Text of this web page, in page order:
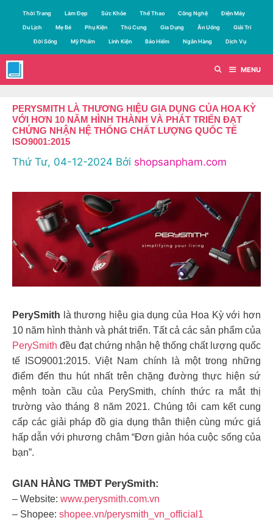
dung
Thời Trang Làm Đẹp Sức Khỏe Thể Thao Công Nghệ Điện Máy
Du Lịch Mẹ Bé Phụ Kiện Thú Cưng Gia Dụng Ăn Uống Giải Trí
Đời Sống Mỹ Phẩm Linh Kiện Bảo Hiểm Ngân Hàng Dịch Vụ
MENU
PERYSMITH LÀ THƯƠNG HIỆU GIA DỤNG CỦA HOA KỲ
VỚI HƠN 10 NĂM HÌNH THÀNH VÀ PHÁT TRIỂN ĐẠT
CHỨNG NHẬN HỆ THỐNG CHẤT LƯỢNG QUỐC TẾ
ISO9001:2015
Thứ Tư, 04-12-2024 Bởi shopsanpham.com
PerySmith là thương hiệu gia dụng của Hoa Kỳ với hơn
10 năm hình thành và phát triển. Tất cả các sản phẩm của
PerySmith đều đạt chứng nhận hệ thống chất lượng quốc
tế ISO9001:2015. Việt Nam chính là một trong những
điểm đến thu hút nhất trên chặng đường thực hiện sứ
mệnh toàn cầu của PerySmith, chính thức ra mắt thị
trường vào tháng 8 năm 2021. Chúng tôi cam kết cung
cấp các giải pháp đồ gia dụng thân thiện cùng mức giá
hấp dẫn với phương châm “Đơn giản hóa cuộc sống của
bạn”.
GIAN HÀNG TMĐT PerySmith:
– Website: www.perysmith.com.vn
– Shopee: shopee.vn/perysmith_vn_official1